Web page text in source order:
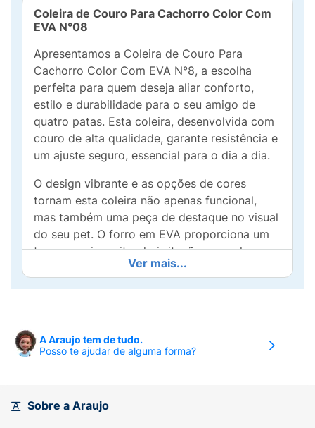
Coleira de Couro Para Cachorro Color Com
EVA N°08
Apresentamos a Coleira de Couro Para
Cachorro Color Com EVA N°8, a escolha
perfeita para quem deseja aliar conforto,
estilo e durabilidade para o seu amigo de
quatro patas. Esta coleira, desenvolvida com
couro de alta qualidade, garante resistência e
um ajuste seguro, essencial para o dia a dia.
O design vibrante e as opções de cores
tornam esta coleira não apenas funcional,
mas também uma peça de destaque no visual
do seu pet. O forro em EVA proporciona um
toque macio, evitando irritações na pele e
oferecendo conforto durante caminhadas ou
diferentes tamanhos. Ideal para passeios,
combina bem com qualquer ocasião.
Ver mais...
A Araujo tem de tudo.
Posso te ajudar de alguma forma?
Sobre a Araujo